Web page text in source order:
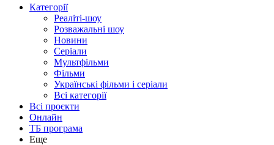
Категорії
Реаліті-шоу
Розважальні шоу
Новини
Серіали
Мультфільми
Фільми
Українські фільми і серіали
Всі категорії
Всі проєкти
Онлайн
ТБ програма
Еще